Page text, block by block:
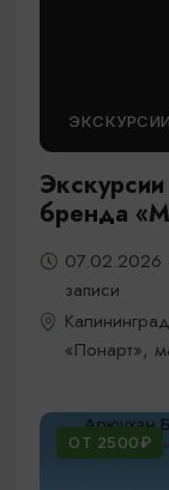
бренда
07.02.2026
записи
«Понарт»,
ОТ 2500₽